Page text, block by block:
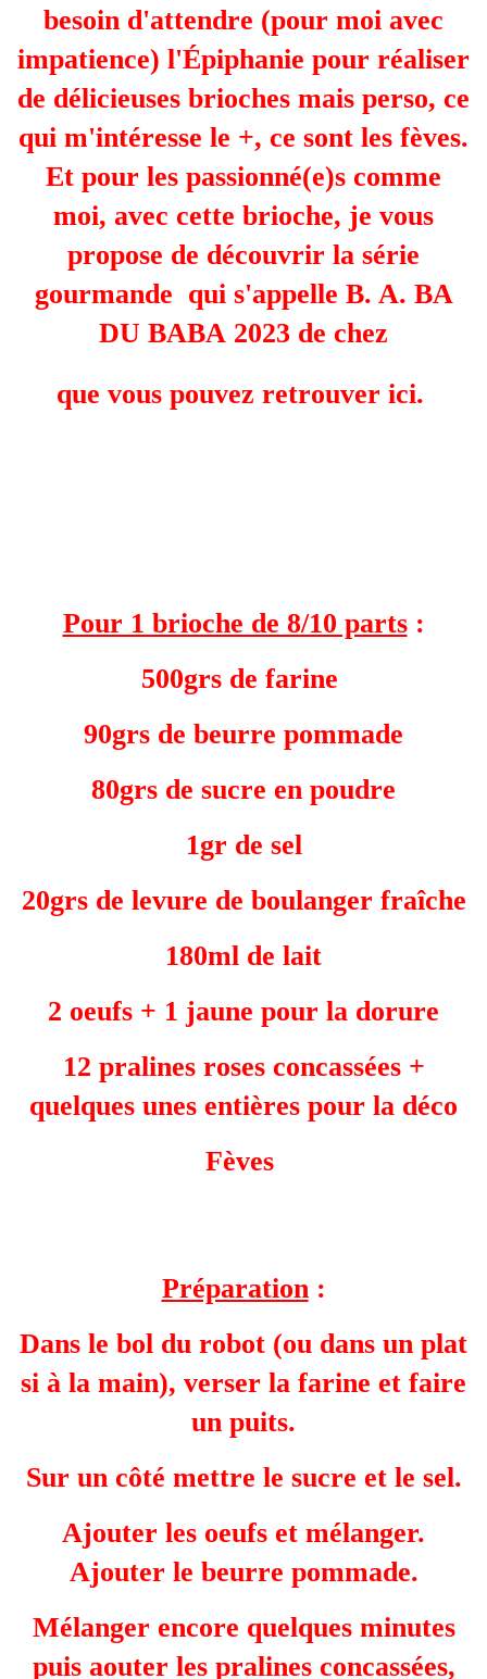
besoin d'attendre (pour moi avec
impatience) l'Épiphanie pour réaliser
de délicieuses brioches mais perso, ce
qui m'intéresse le +, ce sont les fèves.
Et pour les passionné(e)s comme
moi, avec cette brioche, je vous
propose de découvrir la série
gourmande qui s'appelle B. A. BA
DU BABA 2023 de chez
que vous pouvez retrouver ici.
Pour 1 brioche de 8/10 parts:
500grs de farine
90grs de beurre pommade
80grs de sucre en poudre
1gr de sel
20grs de levure de boulanger fraîche
180ml de lait
2 oeufs + 1 jaune pour la dorure
12 pralines roses concassées +
quelques unes entières pour la déco
Fèves
Préparation:
Dans le bol du robot (ou dans un plat
si à la main), verser la farine et faire
un puits.
Sur un côté mettre le sucre et le sel.
Ajouter les oeufs et mélanger.
Ajouter le beurre pommade.
Mélanger encore quelques minutes
puis aouter les pralines concassées,